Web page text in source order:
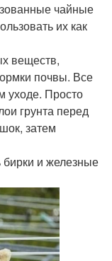
чайные
их как
веществ,
почвы. Все
уходе. Просто
грунта перед
затем
бирки и железные